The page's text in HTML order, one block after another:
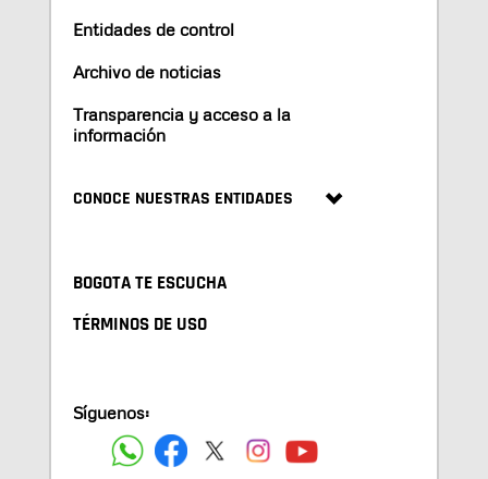
Entidades de control
Archivo de noticias
Transparencia y acceso a la
información
CONOCE NUESTRAS ENTIDADES
BOGOTA TE ESCUCHA
TÉRMINOS DE USO
Síguenos: